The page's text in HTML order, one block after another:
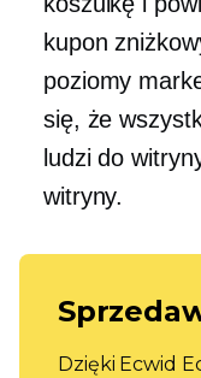
kupon
poziomy
się, że
ludzi do
witryny.
Dzięki Ecwid